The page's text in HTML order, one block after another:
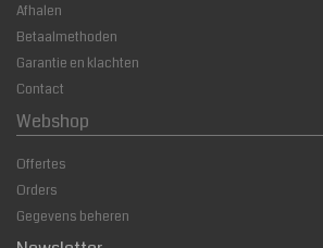
Afhalen
Betaalmethoden
Garantie en klachten
Contact
Webshop
Offertes
Orders
Gegevens beheren